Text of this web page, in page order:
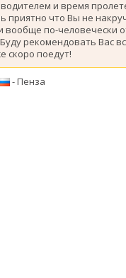
и время
приятно что Вы не
по-человечески
рекомендовать Вас
скоро поедут!
- Пенза